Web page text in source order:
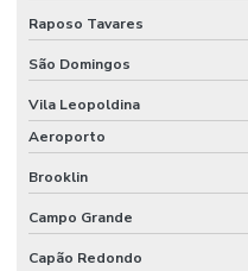
AUTOMAÇÃO
RESIDENCIAL
EM CAMPO
GRANDE MS
AUTOMAÇÃO
RESIDENCIAL
CASCAVEL
RESIDENCIAL
CONTROLE DE
ILUMINAÇÃO
Raposo Tavares
São Domingos
Vila Leopoldina
Aeroporto
Brooklin
Campo Grande
Capão Redondo